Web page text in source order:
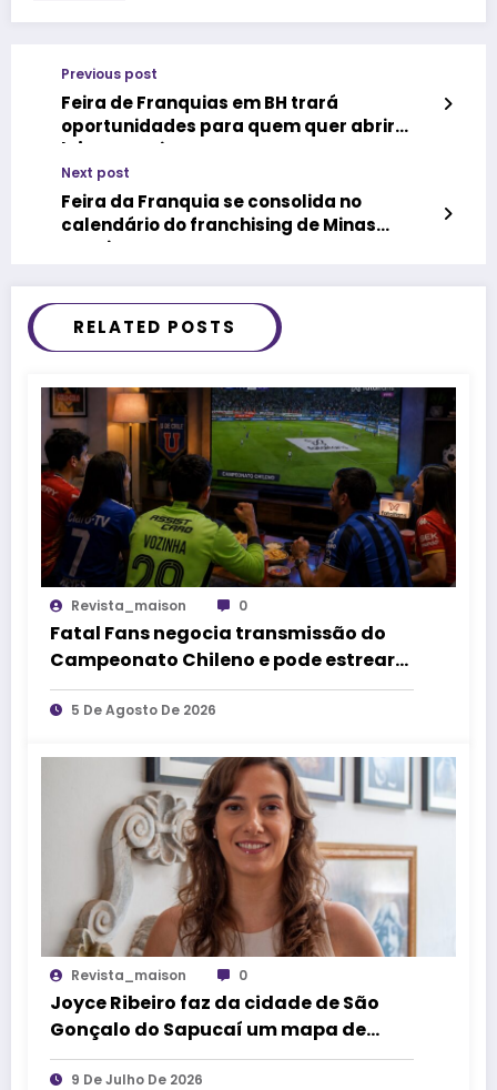
Previous post
Feira de Franquias em BH trará
oportunidades para quem quer abrir
lojas ou quiosques, com
pontos já negociados em shoppings
Next post
Feira da Franquia se consolida no
calendário do franchising de Minas
Gerais
RELATED POSTS
Revista_maison 0
Fatal Fans negocia transmissão do
Campeonato Chileno e pode estrear
no mercado de competições
esportivas
5 De Agosto De 2026
Revista_maison 0
Joyce Ribeiro faz da cidade de São
Gonçalo do Sapucaí um mapa de
causos, memórias e arte
9 De Julho De 2026